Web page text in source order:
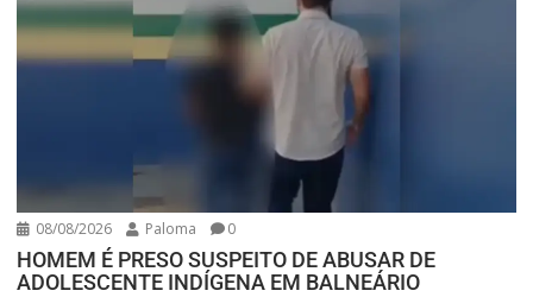
08/08/2026 Paloma 0
HOMEM É PRESO SUSPEITO DE ABUSAR DE
ADOLESCENTE INDÍGENA EM BALNEÁRIO